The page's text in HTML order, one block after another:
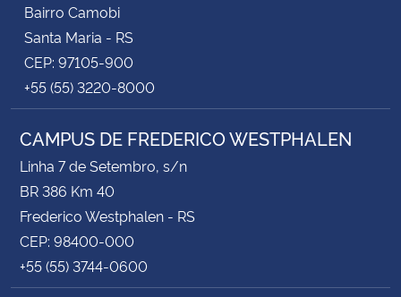
Bairro Camobi
Santa Maria - RS
CEP: 97105-900
+55 (55) 3220-8000
CAMPUS DE FREDERICO WESTPHALEN
Linha 7 de Setembro, s/n
BR 386 Km 40
Frederico Westphalen - RS
CEP: 98400-000
+55 (55) 3744-0600